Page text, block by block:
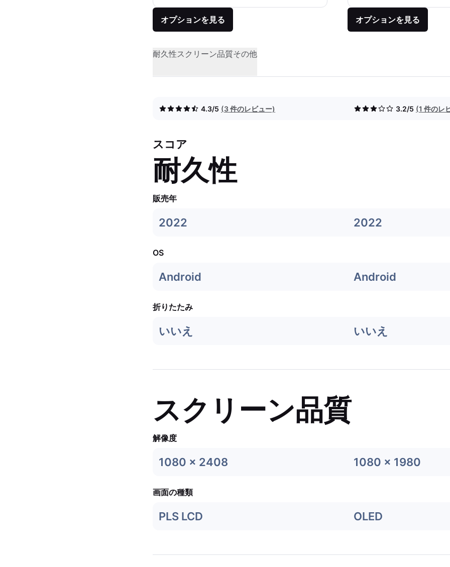
オプションを見る オプションを見る
耐久性スクリーン品質その他
4.3/5 (3 件のレビュー) 3.2/5 (1 件のレ
スコア
耐久性
販売年
2022 2022
OS
Android Android
折りたたみ
いいえ いいえ
スクリーン品質
解像度
1080 x 2408 1080 x 1980
画面の種類
PLS LCD OLED